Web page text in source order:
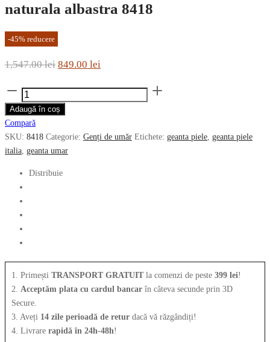
naturala albastra 8418
-45% reducere
1,547.00lei Prețul
fost:
1,547.00 lei.
849.00 lei
Cantitate
Geanta
de
piele
naturala
albastra
8418
Adaugă în coș
Compară
SKU: 8418 Categorie: Genți de umăr Etichete: geanta piele geanta piele
italia geanta umar
Distribuie
1. Primești TRANSPORT GRATUIT la comenzi de peste 399 lei!
2. Acceptăm plata cu cardul bancar în câteva secunde prin 3D
Secure.
3. Aveți 14 zile perioadă de retur dacă vă răzgândiți!
4. Livrare rapidă în 24h-48h!